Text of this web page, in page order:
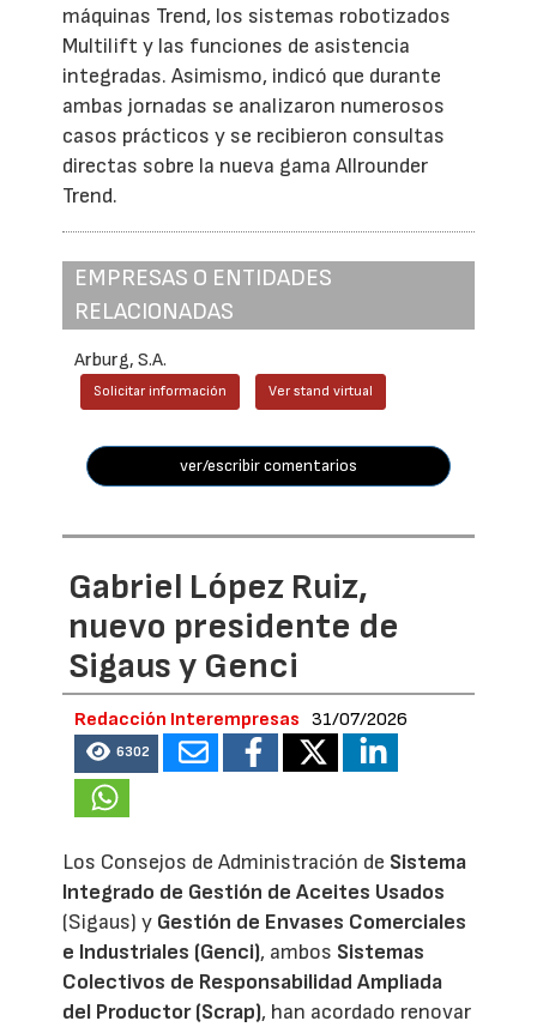
máquinas Trend, los sistemas robotizados
Multilift y las funciones de asistencia
integradas. Asimismo, indicó que durante
ambas jornadas se analizaron numerosos
casos prácticos y se recibieron consultas
directas sobre la nueva gama Allrounder
Trend.
EMPRESAS O ENTIDADES
RELACIONADAS
Arburg, S.A.
Solicitar información Ver stand virtual
ver/escribir comentarios
Gabriel López Ruiz,
nuevo presidente de
Sigaus y Genci
Redacción Interempresas 31/07/2026
6302
Los Consejos de Administración de Sistema
Integrado de Gestión de Aceites Usados
(Sigaus) y Gestión de Envases Comerciales
e Industriales (Genci), ambos Sistemas
Colectivos de Responsabilidad Ampliada
del Productor (Scrap), han acordado renovar